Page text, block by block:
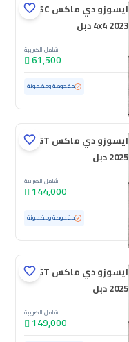
ايسوزو دي ماكس SC
4x4 2023 دبل
شامل الضريبة
61,500
مفحوصة ومضمونة
ايسوزو دي ماكس GT
2025 دبل
شامل الضريبة
144,000
مفحوصة ومضمونة
ايسوزو دي ماكس GT
2025 دبل
شامل الضريبة
149,000